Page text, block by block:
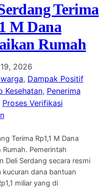
Terima
M Dana
Rumah
2026
, Dampak Positif
Kesehatan, Penerima
Proses Verifikasi
Terima Rp1,1 M Dana
Rumah. Pemerintah
Deli Serdang secara resmi
kucuran dana bantuan
miliar yang di